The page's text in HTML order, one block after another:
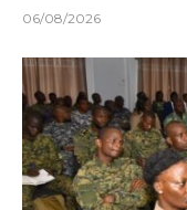
06/08/2026